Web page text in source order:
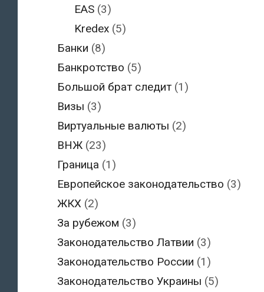
EAS(3)
Kredex(5)
Банки (8)
Банкротство (5)
Большой брат следит (1)
Визы (3)
Виртуальные валюты (2)
ВНЖ (23)
Граница (1)
Европейское законодательство (3)
ЖКХ (2)
За рубежом (3)
Законодательство Латвии (3)
Законодательство России (1)
Законодательство Украины (5)